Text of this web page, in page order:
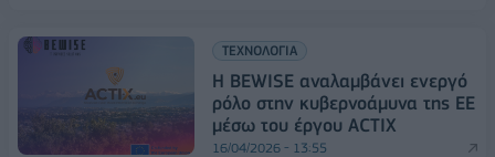
ΤΕΧΝΟΛΟΓΙΑ
Η BEWISE αναλαμβάνει ενεργό
ρόλο στην κυβερνοάμυνα της EE
μέσω του έργου ACTIX
16/04/2026 - 13:55